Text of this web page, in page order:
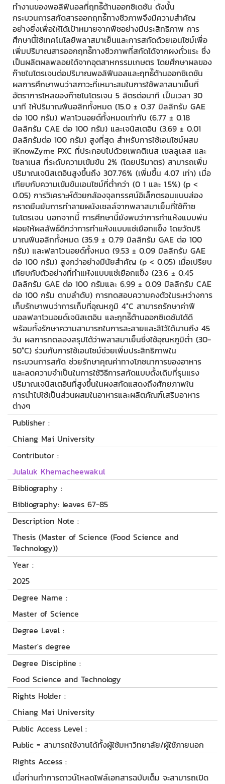
ทำงานของพอลิฟีนอลที่ฤทธ์ิต้านออกซิเดชัน ดังนั้น
กระบวนการสกัดสารออกฤทธ์ิทางชีวภาพจึงมีความสำคัญ
อย่างยิ่งเพื่อให้ได้เป้าหมายจากพืชอย่างมีประสิทธิภาพ การ
ศึกษานี้ใช้เทคโนโลยีพลาสมาเย็นและการสกัดด้วยเอนไซม์เพื่อ
เพิ่มปริมาณสารออกฤทธ์ิทางชีวภาพที่สกัดได้จากผงถั่วแระ ซึ่ง
เป็นผลิตผลพลอยได้จากอุตสาหกรรมเกษตร โดยศึกษาผลของ
ก๊าซไนโตรเจนต่อปริมาณพอลิฟีนอลและฤทธ์ิต้านออกซิเดชัน
ผลการศึกษาพบว่าสภาวะที่เหมาะสมในการใช้พลาสมาเย็นที่
อัตราการไหลของก๊าซไนโตรเจน 5 ลิตรต่อนาที เป็นเวลา 30
นาที ให้ปริมาณฟีนอลิกทั้งหมด (15.0 ± 0.37 มิลลิกรัม GAE
ต่อ 100 กรัม) ฟลาโวนอยด์ทั้งหมดเท่ากับ (6.77 ± 0.18
มิลลิกรัม CAE ต่อ 100 กรัม) และเจนิสเตอิน (3.69 ± 0.01
มิลลิกรัมต่อ 100 กรัม) สูงที่สุด สำหรับการใช้เอนไซม์ผสม
iKnowZyme PXC ที่ประกอบไปด้วยเพคติเนส เซลลูเลส และ
ไซลาเนส ที่ระดับความเข้มข้น 2% (โดยปริมาตร) สามารถเพิ่ม
ปริมาณเจนิสเตอินสูงขึ้นถึง 307.76% (เพิ่มขึ้น 4.07 เท่า) เมื่อ
เทียบกับความเข้มข้นเอนไซม์ที่ต่ำกว่า (0 1 และ 1.5%) (p <
0.05) การวิเคราะห์ด้วยกล้องจุลทรรศน์อิเล็กตรอนแบบส่อง
กราดยืนยันการทำลายผนังเซลล์จากพลาสมาเย็นที่ใช้ก๊าซ
ไนโตรเจน นอกจากนี้ การศึกษานี้ยังพบว่าการทำแห้งแบบพ่น
ฝอยให้ผลลัพธ์ดีกว่าการทำแห้งแบบแช่เยือกแข็ง โดยวัดปริ
มาณฟีนอลิกทั้งหมด (35.9 ± 0.79 มิลลิกรัม GAE ต่อ 100
กรัม) และฟลาโวนอยด์ทั้งหมด (9.53 ± 0.09 มิลลิกรัม GAE
ต่อ 100 กรัม) สูงกว่าอย่างมีนัยสำคัญ (p < 0.05) เมื่อเปรียบ
เทียบกับตัวอย่างที่ทำแห้งแบบแช่เยือกแข็ง (23.6 ± 0.45
มิลลิกรัม GAE ต่อ 100 กรัมและ 6.99 ± 0.09 มิลลิกรัม CAE
ต่อ 100 กรัม ตามลำดับ) การทดสอบความคงตัวในระหว่างการ
เก็บรักษาพบว่าการเก็บที่อุณหภูมิ 4°C สามารถรักษาค่าฟี
นอลฟลาโวนอยด์เจนิสเตอิน และฤทธ์ิต้านออกซิเดชันได้ดี
พร้อมทั้งรักษาความสามารถในการละลายและสีไว้ได้นานถึง 45
วัน ผลการทดลองสรุปได้ว่าพลาสมาเย็นซึ่งใช้อุณหภูมิต่ำ (30-
50°C) ร่วมกับการใช้เอนไซม์ช่วยเพิ่มประสิทธิภาพใน
กระบวนการสกัด ช่วยรักษาคุณค่าทางโภชนาการของอาหาร
และลดความจำเป็นในการใช้วิธีการสกัดแบบดั้งเดิมที่รุนแรง
ปริมาณเจนิสเตอินที่สูงขึ้นในผงสกัดแสดงถึงศักยภาพใน
การนำไปใช้เป็นส่วนผสมในอาหารและผลิตภัณฑ์เสริมอาหาร
ต่างๆ
Publisher :
Chiang Mai University
Contributor :
Julaluk Khemacheewakul
Bibliography :
Bibliography: leaves 67-85
Description Note :
Thesis (Master of Science (Food Science and
Technology))
Year :
2025
Degree Name :
Master of Science
Degree Level :
Master's degree
Degree Discipline :
Food Science and Technology
Rights Holder :
Chiang Mai University
Public Access Level :
Public = สามารถใช้งานได้ทั้งผู้ใช้มหาวิทยาลัย/ผู้ใช้ภายนอก
Rights Access :
เมื่อท่านทำการดาวน์โหลดไฟล์เอกสารฉบับเต็ม จะสามารถเปิด